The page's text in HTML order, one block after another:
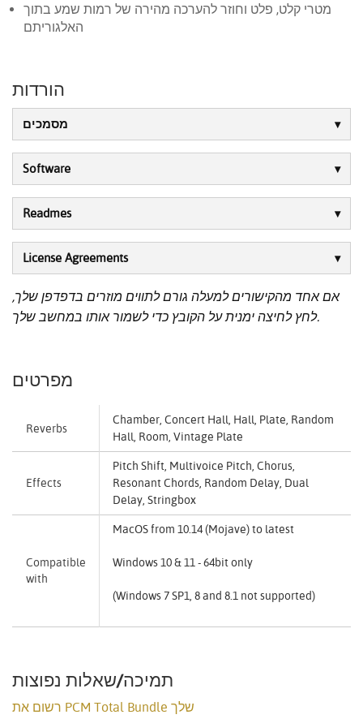
מטרי קלט, פלט וחוזר להערכה מהירה של רמות שמע בתוך
האלגוריתם
הורדות
מסמכים
Software
Readmes
License Agreements
אם אחד מהקישורים למעלה גורם לתווים מוזרים בדפדפן שלך,
לחץ לחיצה ימנית על הקובץ כדי לשמור אותו במחשב שלך.
מפרטים
Reverbs
Chamber, Concert Hall, Hall, Plate, Random
Hall, Room, Vintage Plate
Effects
Pitch Shift, Multivoice Pitch, Chorus,
Resonant Chords, Random Delay, Dual
Delay, Stringbox
Compatible
with
MacOS from 10.14 (Mojave) to latest
Windows 10 & 11 - 64bit only
(Windows 7 SP1, 8 and 8.1 not supported)
תמיכה/שאלות נפוצות
רשום את PCM Total Bundle שלך